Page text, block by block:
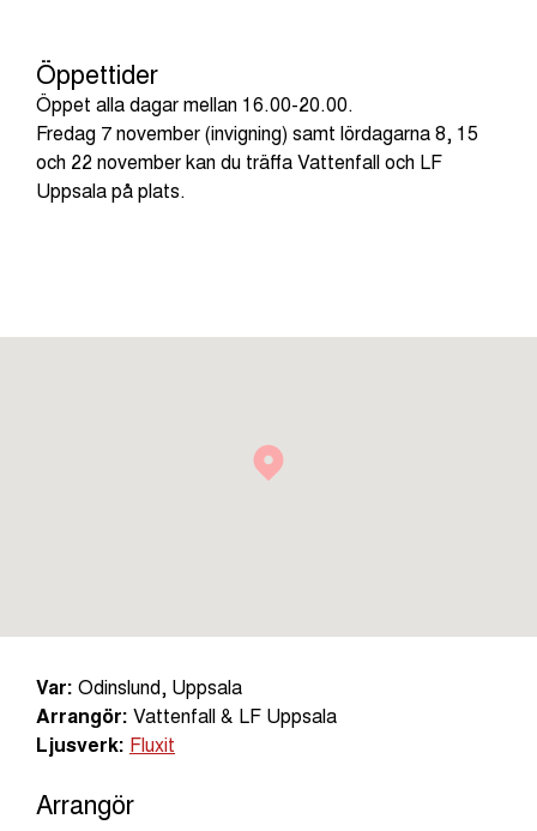
Öppettider
Öppet alla dagar mellan 16.00-20.00.
Fredag 7 november (invigning) samt lördagarna 8, 15
och 22 november kan du träffa Vattenfall och LF
Uppsala på plats.
Var: Odinslund, Uppsala
Arrangör: Vattenfall & LF Uppsala
Ljusverk: Fluxit
Arrangör